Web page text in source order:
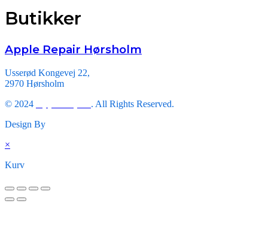
Butikker
Apple Repair Hørsholm
Usserød Kongevej 22,
2970 Hørsholm
© 2024
. All Rights Reserved.
Design By
×
Kurv